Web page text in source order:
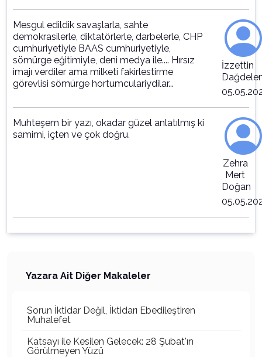
Mesgul edildik savaşlarla, sahte
demokrasilerle, diktatörlerle, darbelerle, CHP
cumhuriyetiyle BAAS cumhuriyetiyle,
sömürge eğitimiyle, deni medya ile.... Hırsız
imajı verdiler ama milketi fakirlestirme
görevlisi sömürge hortumculariydilar...
İzzettin
Muhteşem bir yazı, okadar güzel anlatılmış ki
samimi, içten ve çok doğru.
Zehra
Mert
Doğan
Yazara Ait Diğer Makaleler
Sorun İktidar Değil, İktidarı Ebedileştiren
Muhalefet
Katsayı ile Kesilen Gelecek: 28 Şubat'ın
Görülmeyen Yüzü